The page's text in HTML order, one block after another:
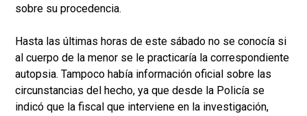
sobre su procedencia.
Hasta las últimas horas de este sábado no se conocía si
al cuerpo de la menor se le practicaría la correspondiente
autopsia. Tampoco había información oficial sobre las
circunstancias del hecho, ya que desde la Policía se
indicó que la fiscal que interviene en la investigación,